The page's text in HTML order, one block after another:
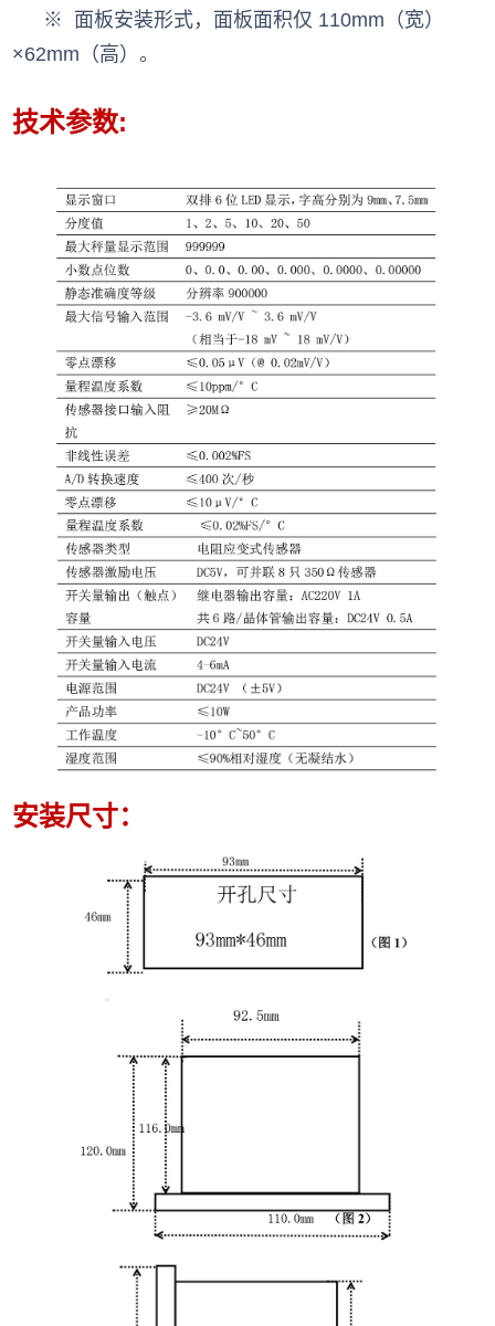
※ 面板安装形式，面板面积仅 110mm（宽）
×62mm（高）。
技术参数:
安装尺寸：